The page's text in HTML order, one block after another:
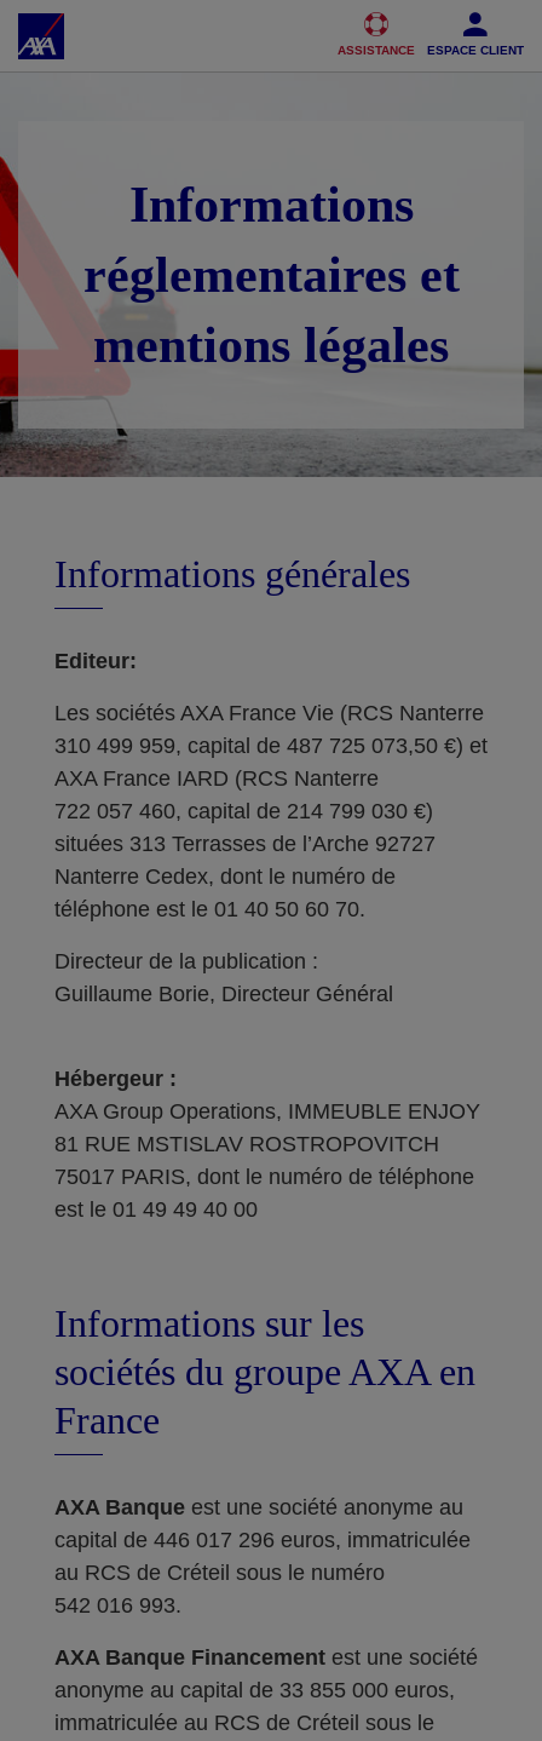
Accéder au Contenu Accéder au Pied de page
ASSISTANCE ESPACE CLIENT
Informations
réglementaires et
mentions légales
Informations générales
Editeur:
Les sociétés AXA France Vie (RCS Nanterre
310 499 959, capital de 487 725 073,50 €) et
AXA France IARD (RCS Nanterre
722 057 460, capital de 214 799 030 €)
situées 313 Terrasses de l’Arche 92727
Nanterre Cedex, dont le numéro de
téléphone est le 01 40 50 60 70.
Directeur de la publication :
Guillaume Borie, Directeur Général
Hébergeur :
AXA Group Operations, IMMEUBLE ENJOY
81 RUE MSTISLAV ROSTROPOVITCH
75017 PARIS, dont le numéro de téléphone
est le 01 49 49 40 00
Informations sur les
sociétés du groupe AXA en
France
AXA Banque est une société anonyme au
capital de 446 017 296 euros, immatriculée
au RCS de Créteil sous le numéro
542 016 993.
AXA Banque Financement est une société
anonyme au capital de 33 855 000 euros,
immatriculée au RCS de Créteil sous le